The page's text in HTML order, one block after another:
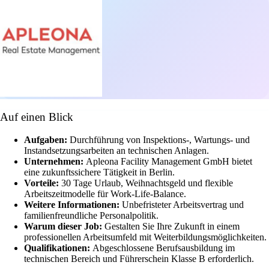
Auf einen Blick
Aufgaben: Durchführung von Inspektions-, Wartungs- und
Instandsetzungsarbeiten an technischen Anlagen.
Unternehmen: Apleona Facility Management GmbH bietet
eine zukunftssichere Tätigkeit in Berlin.
Vorteile: 30 Tage Urlaub, Weihnachtsgeld und flexible
Arbeitszeitmodelle für Work-Life-Balance.
Weitere Informationen: Unbefristeter Arbeitsvertrag und
familienfreundliche Personalpolitik.
Warum dieser Job: Gestalten Sie Ihre Zukunft in einem
professionellen Arbeitsumfeld mit Weiterbildungsmöglichkeiten.
Qualifikationen: Abgeschlossene Berufsausbildung im
technischen Bereich und Führerschein Klasse B erforderlich.